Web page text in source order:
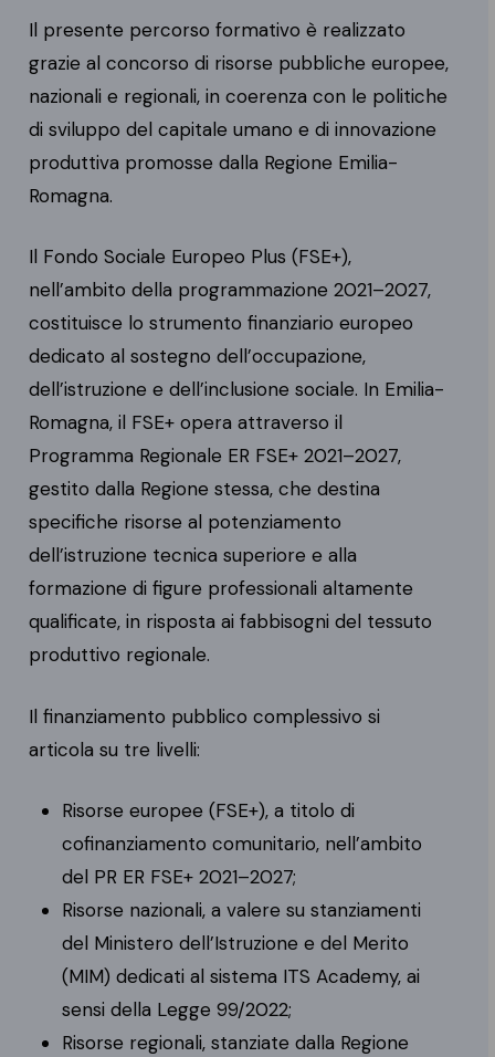
Il presente percorso formativo è realizzato
grazie al concorso di risorse pubbliche europee,
nazionali e regionali, in coerenza con le politiche
di sviluppo del capitale umano e di innovazione
produttiva promosse dalla Regione Emilia-
Romagna.
Il Fondo Sociale Europeo Plus (FSE+),
nell’ambito della programmazione 2021–2027,
costituisce lo strumento finanziario europeo
dedicato al sostegno dell’occupazione,
dell’istruzione e dell’inclusione sociale. In Emilia-
Romagna, il FSE+ opera attraverso il
Programma Regionale ER FSE+ 2021–2027,
gestito dalla Regione stessa, che destina
specifiche risorse al potenziamento
dell’istruzione tecnica superiore e alla
formazione di figure professionali altamente
qualificate, in risposta ai fabbisogni del tessuto
produttivo regionale.
Il finanziamento pubblico complessivo si
articola su tre livelli:
Risorse europee (FSE+), a titolo di
cofinanziamento comunitario, nell’ambito
del PR ER FSE+ 2021–2027;
Risorse nazionali, a valere su stanziamenti
del Ministero dell’Istruzione e del Merito
(MIM) dedicati al sistema ITS Academy, ai
sensi della Legge 99/2022;
Risorse regionali, stanziate dalla Regione